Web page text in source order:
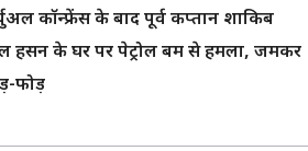
कॉन्फ्रेंस के बाद पूर्व कप्तान शाकिब
हसन के घर पर पेट्रोल बम से हमला, जमकर
फोड़